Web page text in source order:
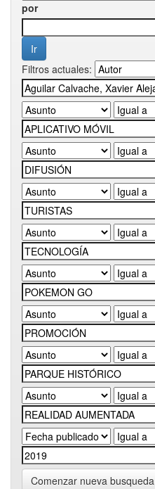
por
Filtros actuales:
Comenzar nueva busqueda